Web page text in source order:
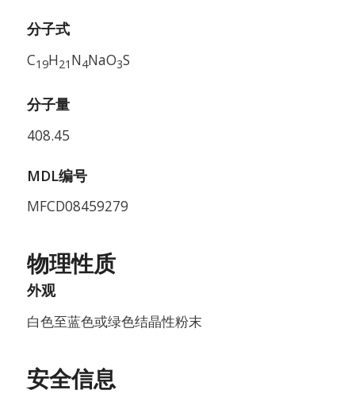
分子式
C19H21 N4NaO3S
分子量
408.45
MDL编号
MFCD08459279
物理性质
外观
白色至蓝色或绿色结晶性粉末
安全信息